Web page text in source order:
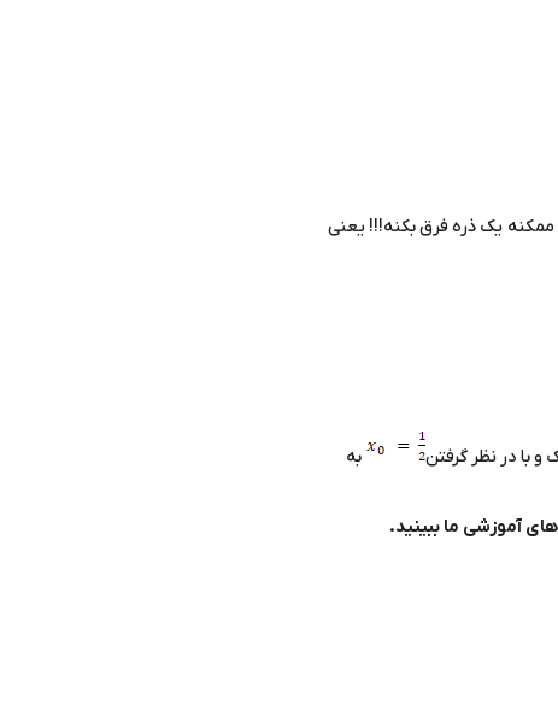
یک ذره فرق بکنه!!! یعنی
و با در نظر گرفتن
به
آموزشی ما ببینید.